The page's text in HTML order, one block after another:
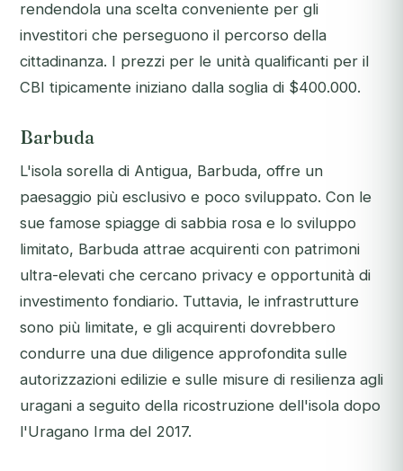
rendendola una scelta conveniente per gli
investitori che perseguono il percorso della
cittadinanza. I prezzi per le unità qualificanti per il
CBI tipicamente iniziano dalla soglia di $400.000.
Barbuda
L'isola sorella di Antigua, Barbuda, offre un
paesaggio più esclusivo e poco sviluppato. Con le
sue famose spiagge di sabbia rosa e lo sviluppo
limitato, Barbuda attrae acquirenti con patrimoni
ultra-elevati che cercano privacy e opportunità di
investimento fondiario. Tuttavia, le infrastrutture
sono più limitate, e gli acquirenti dovrebbero
condurre una due diligence approfondita sulle
autorizzazioni edilizie e sulle misure di resilienza agli
uragani a seguito della ricostruzione dell'isola dopo
l'Uragano Irma del 2017.